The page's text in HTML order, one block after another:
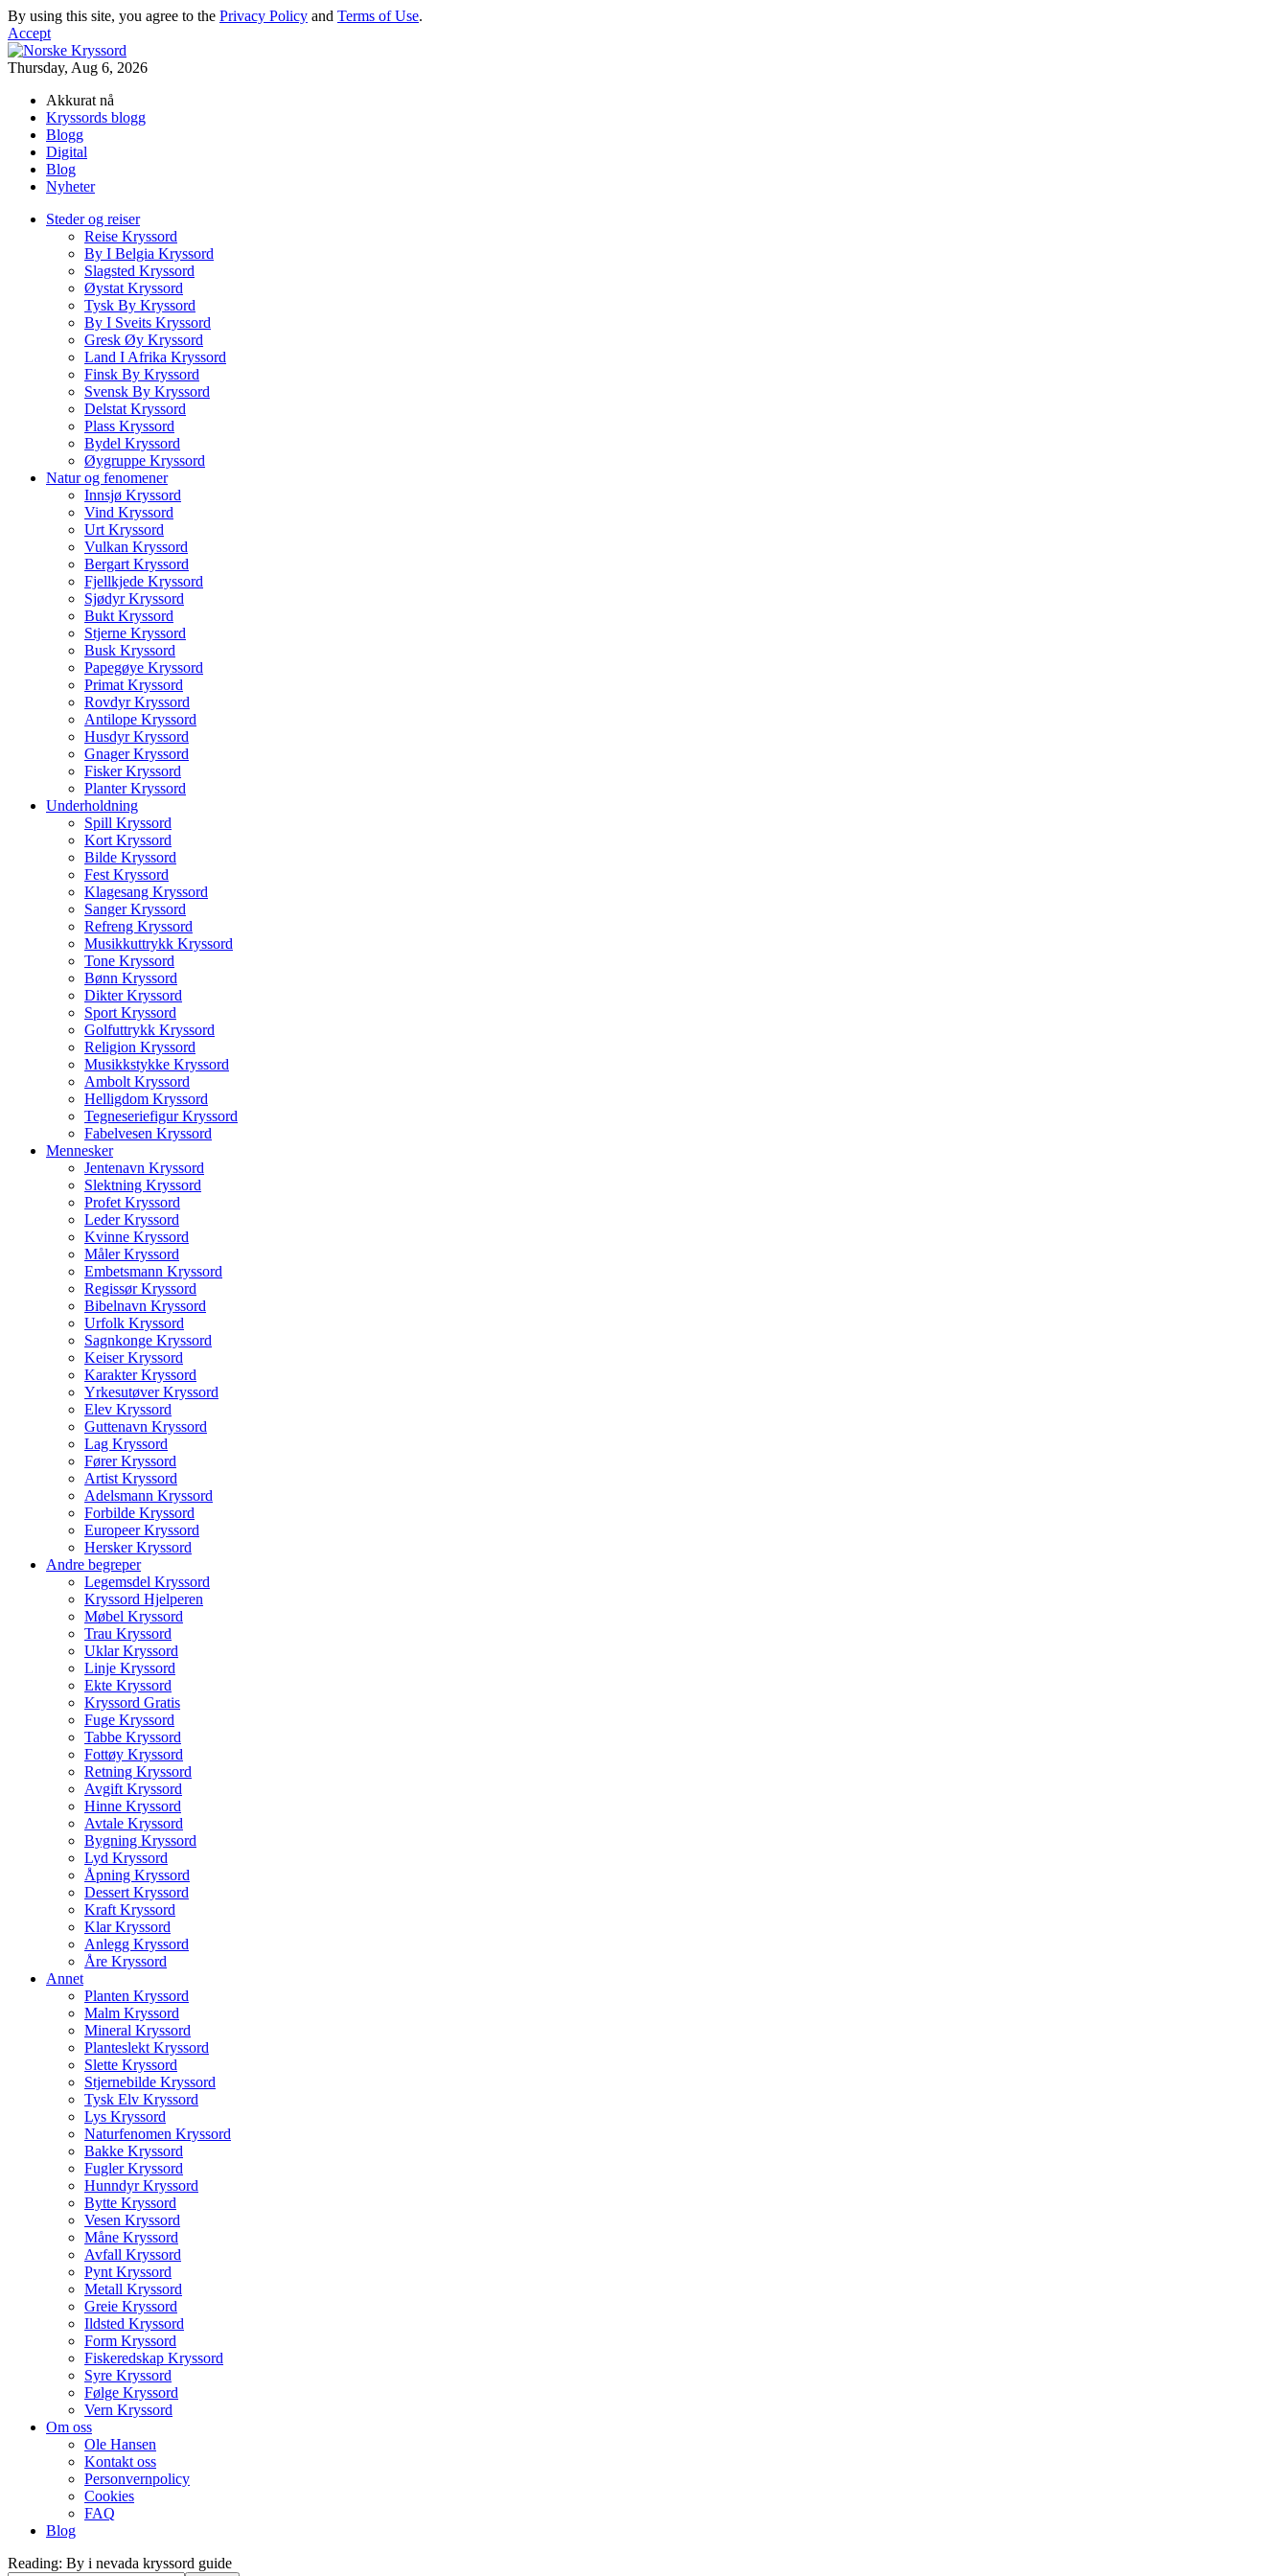
By using this site, you agree to the Privacy Policy and Terms of Use.
Accept
Thursday, Aug 6, 2026
Akkurat nå
Kryssords blogg
Blogg
Digital
Blog
Nyheter
Steder og reiser
Reise Kryssord
By I Belgia Kryssord
Slagsted Kryssord
Øystat Kryssord
Tysk By Kryssord
By I Sveits Kryssord
Gresk Øy Kryssord
Land I Afrika Kryssord
Finsk By Kryssord
Svensk By Kryssord
Delstat Kryssord
Plass Kryssord
Bydel Kryssord
Øygruppe Kryssord
Natur og fenomener
Innsjø Kryssord
Vind Kryssord
Urt Kryssord
Vulkan Kryssord
Bergart Kryssord
Fjellkjede Kryssord
Sjødyr Kryssord
Bukt Kryssord
Stjerne Kryssord
Busk Kryssord
Papegøye Kryssord
Primat Kryssord
Rovdyr Kryssord
Antilope Kryssord
Husdyr Kryssord
Gnager Kryssord
Fisker Kryssord
Planter Kryssord
Underholdning
Spill Kryssord
Kort Kryssord
Bilde Kryssord
Fest Kryssord
Klagesang Kryssord
Sanger Kryssord
Refreng Kryssord
Musikkuttrykk Kryssord
Tone Kryssord
Bønn Kryssord
Dikter Kryssord
Sport Kryssord
Golfuttrykk Kryssord
Religion Kryssord
Musikkstykke Kryssord
Ambolt Kryssord
Helligdom Kryssord
Tegneseriefigur Kryssord
Fabelvesen Kryssord
Mennesker
Jentenavn Kryssord
Slektning Kryssord
Profet Kryssord
Leder Kryssord
Kvinne Kryssord
Måler Kryssord
Embetsmann Kryssord
Regissør Kryssord
Bibelnavn Kryssord
Urfolk Kryssord
Sagnkonge Kryssord
Keiser Kryssord
Karakter Kryssord
Yrkesutøver Kryssord
Elev Kryssord
Guttenavn Kryssord
Lag Kryssord
Fører Kryssord
Artist Kryssord
Adelsmann Kryssord
Forbilde Kryssord
Europeer Kryssord
Hersker Kryssord
Andre begreper
Legemsdel Kryssord
Kryssord Hjelperen
Møbel Kryssord
Trau Kryssord
Uklar Kryssord
Linje Kryssord
Ekte Kryssord
Kryssord Gratis
Fuge Kryssord
Tabbe Kryssord
Fottøy Kryssord
Retning Kryssord
Avgift Kryssord
Hinne Kryssord
Avtale Kryssord
Bygning Kryssord
Lyd Kryssord
Åpning Kryssord
Dessert Kryssord
Kraft Kryssord
Klar Kryssord
Anlegg Kryssord
Åre Kryssord
Annet
Planten Kryssord
Malm Kryssord
Mineral Kryssord
Planteslekt Kryssord
Slette Kryssord
Stjernebilde Kryssord
Tysk Elv Kryssord
Lys Kryssord
Naturfenomen Kryssord
Bakke Kryssord
Fugler Kryssord
Hunndyr Kryssord
Bytte Kryssord
Vesen Kryssord
Måne Kryssord
Avfall Kryssord
Pynt Kryssord
Metall Kryssord
Greie Kryssord
Ildsted Kryssord
Form Kryssord
Fiskeredskap Kryssord
Syre Kryssord
Følge Kryssord
Vern Kryssord
Om oss
Ole Hansen
Kontakt oss
Personvernpolicy
Cookies
FAQ
Blog
Reading: By i nevada kryssord guide